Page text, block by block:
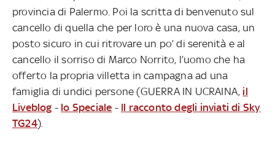
provincia di Palermo. Poi la scritta di benvenuto sul
cancello di quella che per loro è una nuova casa, un
posto sicuro in cui ritrovare un po’ di serenità e al
cancello il sorriso di Marco Norrito, l’uomo che ha
offerto la propria villetta in campagna ad una
famiglia di undici persone (GUERRA IN UCRAINA, il
Liveblog - lo Speciale - Il racconto degli inviati di Sky
TG24).